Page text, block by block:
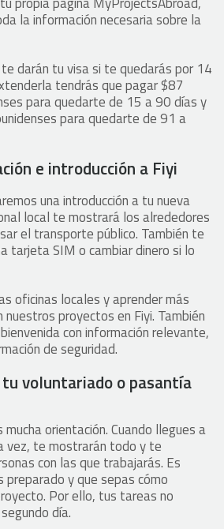
la información necesaria sobre la
darán tu visa si te quedarás por 14
tendrás que pagar $87
para quedarte de 15 a 90 días y
para quedarte de 91 a
e introducción a Fiyi
una introducción a tu nueva
local te mostrará los alrededores
el transporte público. También te
tarjeta SIM o cambiar dinero si lo
oficinas locales y aprender más
nuestros proyectos en Fiyi. También
con información relevante,
de seguridad.
voluntariado o pasantía
mucha orientación. Cuando llegues a
vez, te mostrarán todo y te
con las que trabajarás. Es
y que sepas cómo
Por ello, tus tareas no
día.